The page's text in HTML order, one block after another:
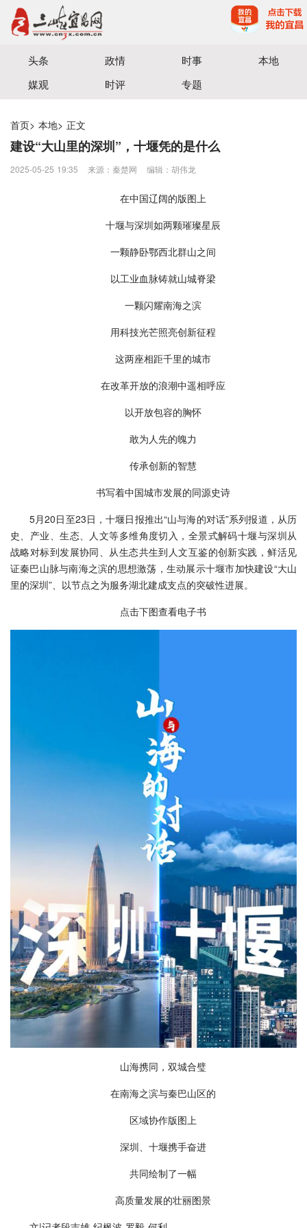
宜昌三峡融媒体中心主办
头条 政情 时事
本地
媒观
时评 专题
首页> 本地> 正文
建设“大山里的深圳”，十堰凭的是什么
2025-05-25 19:35 来源：​秦楚网 编辑：胡伟龙
在中国辽阔的版图上
十堰与深圳如两颗璀璨星辰
一颗静卧鄂西北群山之间
以工业血脉铸就山城脊梁
一颗闪耀南海之滨
用科技光芒照亮创新征程
这两座相距千里的城市
在改革开放的浪潮中遥相呼应
以开放包容的胸怀
敢为人先的魄力
传承创新的智慧
书写着中国城市发展的同源史诗
5月20日至23日，十堰日报推出“山与海的对话”系列报道，从历
史、产业、生态、人文等多维角度切入，全景式解码十堰与深圳从
战略对标到发展协同、从生态共生到人文互鉴的创新实践，鲜活见
证秦巴山脉与南海之滨的思想激荡，生动展示十堰市加快建设“大山
里的深圳”、以节点之为服务湖北建成支点的突破性进展。
点击下图查看电子书
山海携同，双城合璧
在南海之滨与秦巴山区的
区域协作版图上
深圳、十堰携手奋进
共同绘制了一幅
高质量发展的壮丽图景